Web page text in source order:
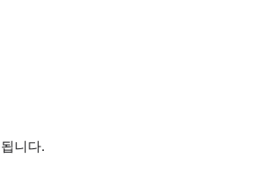
니다.